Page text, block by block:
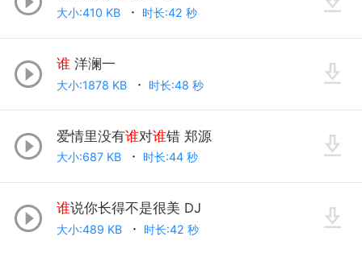
大小:410 KB 时长:42 秒
谁洋澜一
大小:1878 KB 时长:48 秒
爱情里没有谁对谁错 郑源
大小:687 KB 时长:44 秒
谁说你长得不是很美 DJ
大小:489 KB 时长:42 秒